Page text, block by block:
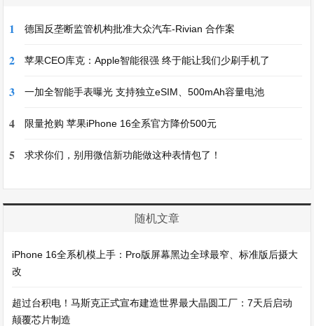
1 德国反垄断监管机构批准大众汽车-Rivian 合作案
2 苹果CEO库克：Apple智能很强 终于能让我们少刷手机了
3 一加全智能手表曝光 支持独立eSIM、500mAh容量电池
4 限量抢购 苹果iPhone 16全系官方降价500元
5 求求你们，别用微信新功能做这种表情包了！
随机文章
iPhone 16全系机模上手：Pro版屏幕黑边全球最窄、标准版后摄大
改
超过台积电！马斯克正式宣布建造世界最大晶圆工厂：7天后启动
颠覆芯片制造